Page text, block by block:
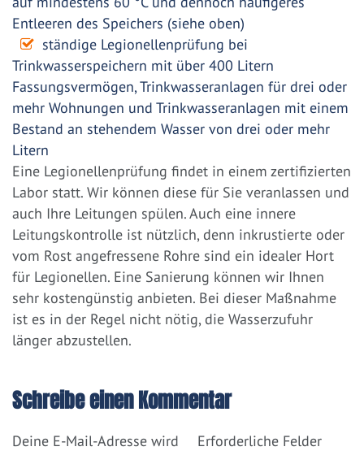
Entleeren des Speichers (siehe oben)
ständige Legionellenprüfung bei
Trinkwasserspeichern mit über 400 Litern
Fassungsvermögen, Trinkwasseranlagen für drei oder
mehr Wohnungen und Trinkwasseranlagen mit einem
Bestand an stehendem Wasser von drei oder mehr
Litern
Eine Legionellenprüfung findet in einem zertifizierten
Labor statt. Wir können diese für Sie veranlassen und
auch Ihre Leitungen spülen. Auch eine innere
Leitungskontrolle ist nützlich, denn inkrustierte oder
vom Rost angefressene Rohre sind ein idealer Hort
für Legionellen. Eine Sanierung können wir Ihnen
sehr kostengünstig anbieten. Bei dieser Maßnahme
ist es in der Regel nicht nötig, die Wasserzufuhr
länger abzustellen.
Schreibe einen Kommentar
Deine E-Mail-Adresse wird
Erforderliche Felder